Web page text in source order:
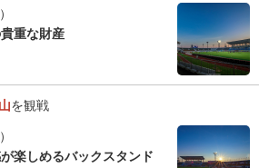
重な財産
を観戦
楽しめるバックスタンド